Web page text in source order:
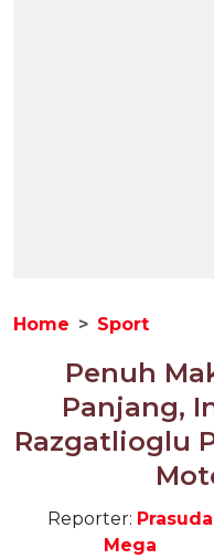
Home Sport
Penuh
Panjang,
Razgatlioglu
Reporter: Prasuda
Mega